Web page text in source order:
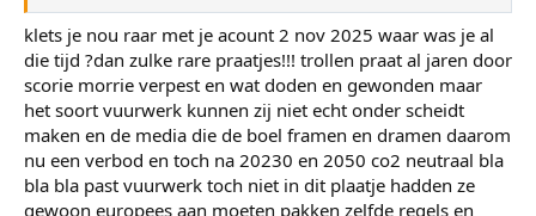
Samen ben je gevaarlijk voor hen, samen staan we sterk,
alleen ben je niks. In feite geven we ze nu precies wat ze
willen, ze willen dat we elkaar haten, dat de mensheid in
allerlei super kleine groepen is verdeeld, want zoals ik al
eerder zei, alleen ben je niks. Dat is ook een van de doelen
van dit verbod, zodat mensen het niet meer samen gewoon
leuk met elkaar hebben, zodat ze weinig kans hebben om
echt met elkaar te praten en het gezellig hebben zonder
discussie.
klets je nou raar met je acount 2 nov 2025 waar was je al
die tijd ?dan zulke rare praatjes!!! trollen praat al jaren door
scorie morrie verpest en wat doden en gewonden maar
het soort vuurwerk kunnen zij niet echt onder scheidt
maken en de media die de boel framen en dramen daarom
nu een verbod en toch na 20230 en 2050 co2 neutraal bla
bla bla past vuurwerk toch niet in dit plaatje hadden ze
gewoon europees aan moeten pakken zelfde regels en